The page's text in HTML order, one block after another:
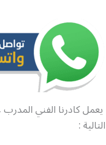
يعمل كادرنا الفني
التالية :